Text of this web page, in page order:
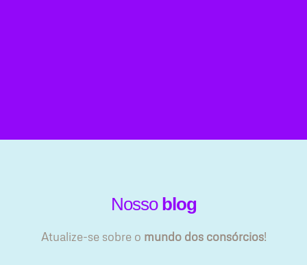
Nosso blog
Atualize-se sobre o mundo dos consórcios!